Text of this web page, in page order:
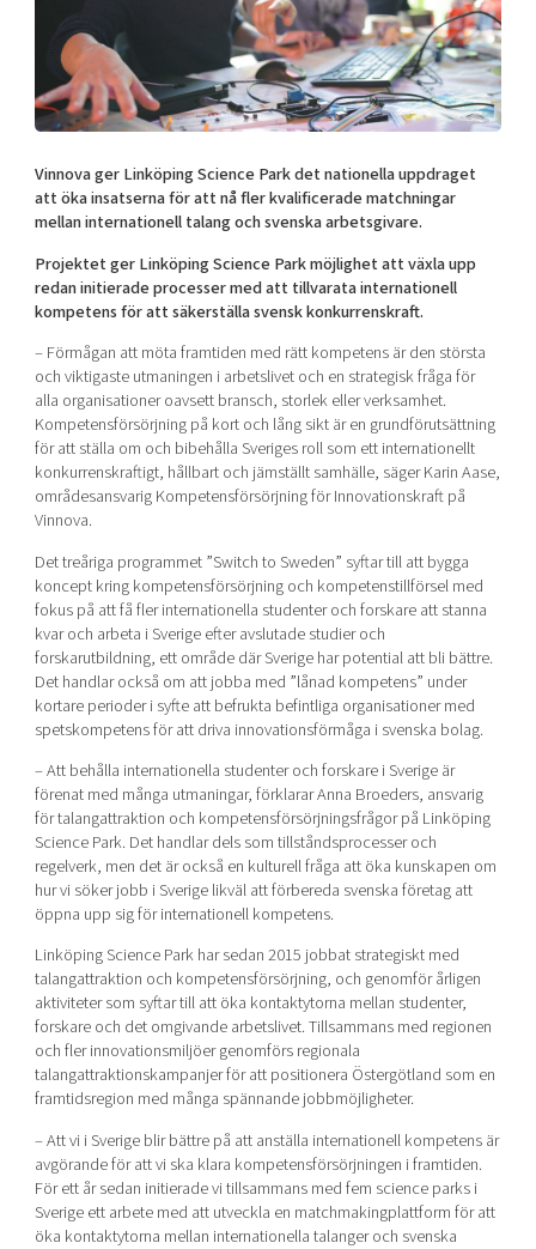
Shaping cities and regions
Bright East
Reversed mentorship
Current offers and activities
Upscaling
Talent & skills
Startup & industry collaboration
Offers to boost your business
Funding opportunities
Our community of companies
Projects
Publications
Project toolbox
Our clusters
Reach out to us
Locations
Today's lunch in Mjärdevi
Vinnova ger Linköping Science Park det nationella uppdraget
att öka insatserna för att nå fler kvalificerade matchningar
mellan internationell talang och svenska arbetsgivare.
Projektet ger Linköping Science Park möjlighet att växla upp
redan initierade processer med att tillvarata internationell
kompetens för att säkerställa svensk konkurrenskraft.
– Förmågan att möta framtiden med rätt kompetens är den största
och viktigaste utmaningen i arbetslivet och en strategisk fråga för
alla organisationer oavsett bransch, storlek eller verksamhet.
Kompetensförsörjning på kort och lång sikt är en grundförutsättning
för att ställa om och bibehålla Sveriges roll som ett internationellt
konkurrenskraftigt, hållbart och jämställt samhälle, säger Karin Aase,
områdesansvarig Kompetensförsörjning för Innovationskraft på
Vinnova.
Det treåriga programmet ”Switch to Sweden” syftar till att bygga
koncept kring kompetensförsörjning och kompetenstillförsel med
fokus på att få fler internationella studenter och forskare att stanna
kvar och arbeta i Sverige efter avslutade studier och
forskarutbildning, ett område där Sverige har potential att bli bättre.
Det handlar också om att jobba med ”lånad kompetens” under
kortare perioder i syfte att befrukta befintliga organisationer med
spetskompetens för att driva innovationsförmåga i svenska bolag.
– Att behålla internationella studenter och forskare i Sverige är
förenat med många utmaningar, förklarar Anna Broeders, ansvarig
för talangattraktion och kompetensförsörjningsfrågor på Linköping
Science Park. Det handlar dels som tillståndsprocesser och
regelverk, men det är också en kulturell fråga att öka kunskapen om
hur vi söker jobb i Sverige likväl att förbereda svenska företag att
öppna upp sig för internationell kompetens.
Linköping Science Park har sedan 2015 jobbat strategiskt med
talangattraktion och kompetensförsörjning, och genomför årligen
aktiviteter som syftar till att öka kontaktytorna mellan studenter,
forskare och det omgivande arbetslivet. Tillsammans med regionen
och fler innovationsmiljöer genomförs regionala
talangattraktionskampanjer för att positionera Östergötland som en
framtidsregion med många spännande jobbmöjligheter.
– Att vi i Sverige blir bättre på att anställa internationell kompetens är
avgörande för att vi ska klara kompetensförsörjningen i framtiden.
För ett år sedan initierade vi tillsammans med fem science parks i
Sverige ett arbete med att utveckla en matchmakingplattform för att
öka kontaktytorna mellan internationella talanger och svenska